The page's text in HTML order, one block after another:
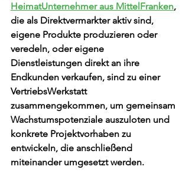
HeimatUnternehmer aus MittelFranken,
die als Direktvermarkter aktiv sind,
eigene Produkte produzieren oder
veredeln, oder eigene
Dienstleistungen direkt an ihre
Endkunden verkaufen, sind zu einer
VertriebsWerkstatt
zusammengekommen, um gemeinsam
Wachstumspotenziale auszuloten und
konkrete Projektvorhaben zu
entwickeln, die anschließend
miteinander umgesetzt werden.